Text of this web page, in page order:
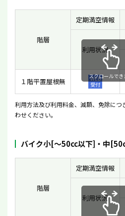
階層
定期満空情報
利用状況
１階平置屋根無
WEB
受付
スクロールでき
利用方法及び利用料金、減額、免除に
わせください。
バイク小[〜50cc以下]・中
階層
定期満空情報
利用状況